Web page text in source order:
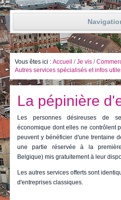
Accueil
Vie politique
Je vis
Je visite
Publications
Actualités
Actualités
Vous êtes ici : Accueil /Je vis /
Autres services spécialisés et infos
La pépinière
Les personnes désireuses de
économique dont elles ne contrôlent
peuvent y bénéficier d'une trentaine
une partie réservée à la
Belgique) mis gratuitement à leur
Les autres services offerts sont
d'entreprises classiques.